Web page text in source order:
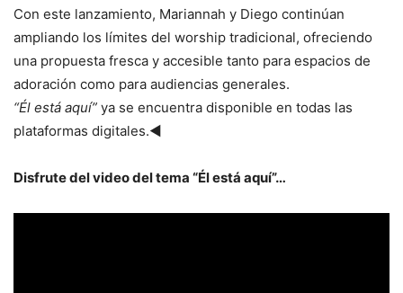
Con este lanzamiento, Mariannah y Diego continúan
ampliando los límites del worship tradicional, ofreciendo
una propuesta fresca y accesible tanto para espacios de
adoración como para audiencias generales.
“Él está aquí” ya se encuentra disponible en todas las
plataformas digitales.◄
Disfrute del video del tema “Él está aquí”…